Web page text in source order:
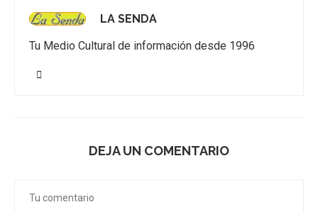
LA SENDA
Tu Medio Cultural de información desde 1996
DEJA UN COMENTARIO